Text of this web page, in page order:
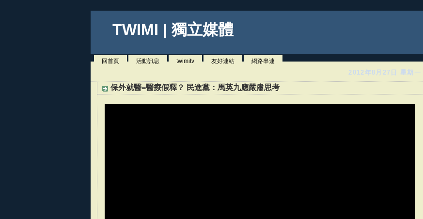
TWIMI | 獨立媒體
回首頁 活動訊息 twimitv 友好連結 網路串連
2012年8月27日 星期一
保外就醫=醫療假釋？ 民進黨：馬英九應嚴肅思考